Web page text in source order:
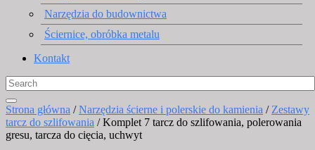
Narzędzia do budownictwa
Ściernice, obróbka metalu
Kontakt
Strona główna /Narzędzia ścierne i polerskie do kamienia / Zestawy
tarcz do szlifowania / Komplet 7 tarcz do szlifowania, polerowania
gresu, tarcza do cięcia, uchwyt